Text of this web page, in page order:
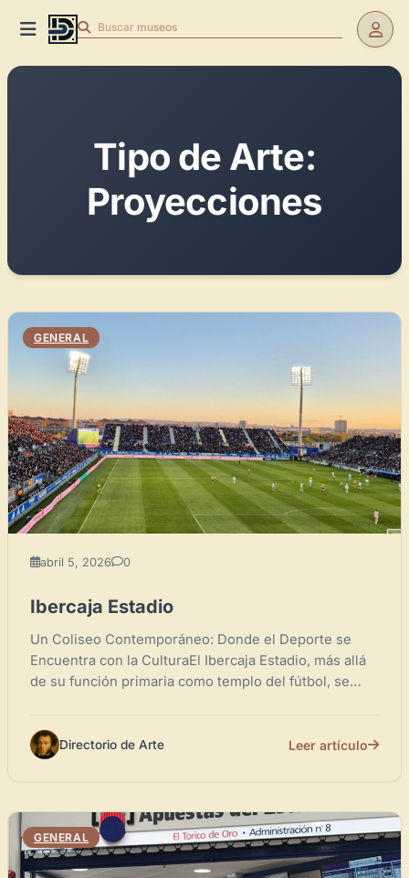
Buscar museos
Tipo de Arte:
Proyecciones
GENERAL
abril 5, 2026 0
Ibercaja Estadio
Un Coliseo Contemporáneo: Donde el Deporte se
Encuentra con la CulturaEl Ibercaja Estadio, más allá
de su función primaria como templo del fútbol, se
Directorio de Arte Leer artículo
GENERAL